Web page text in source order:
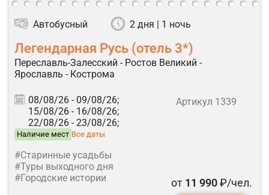
Автобусный 2 дня | 1 ночь
Легендарная Русь (отель 3*)
Переславль-Залесский - Ростов Великий -
Ярославль - Кострома
08/08/26 - 09/08/26;
15/08/26 - 16/08/26;
22/08/26 - 23/08/26;
Наличие мест Все даты
Артикул 1339
#Старинные усадьбы
#Туры выходного дня
#Городские истории
от 11 990₽/чел.